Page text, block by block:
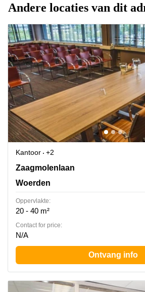
Andere locaties van dit
Kantoor
+2
Zaagmolenlaan 4, Woerden
Zaagmolenlaan
Woerden
Oppervlakte:
20 - 40 m²
Contact for price:
N/A
Ontvang info